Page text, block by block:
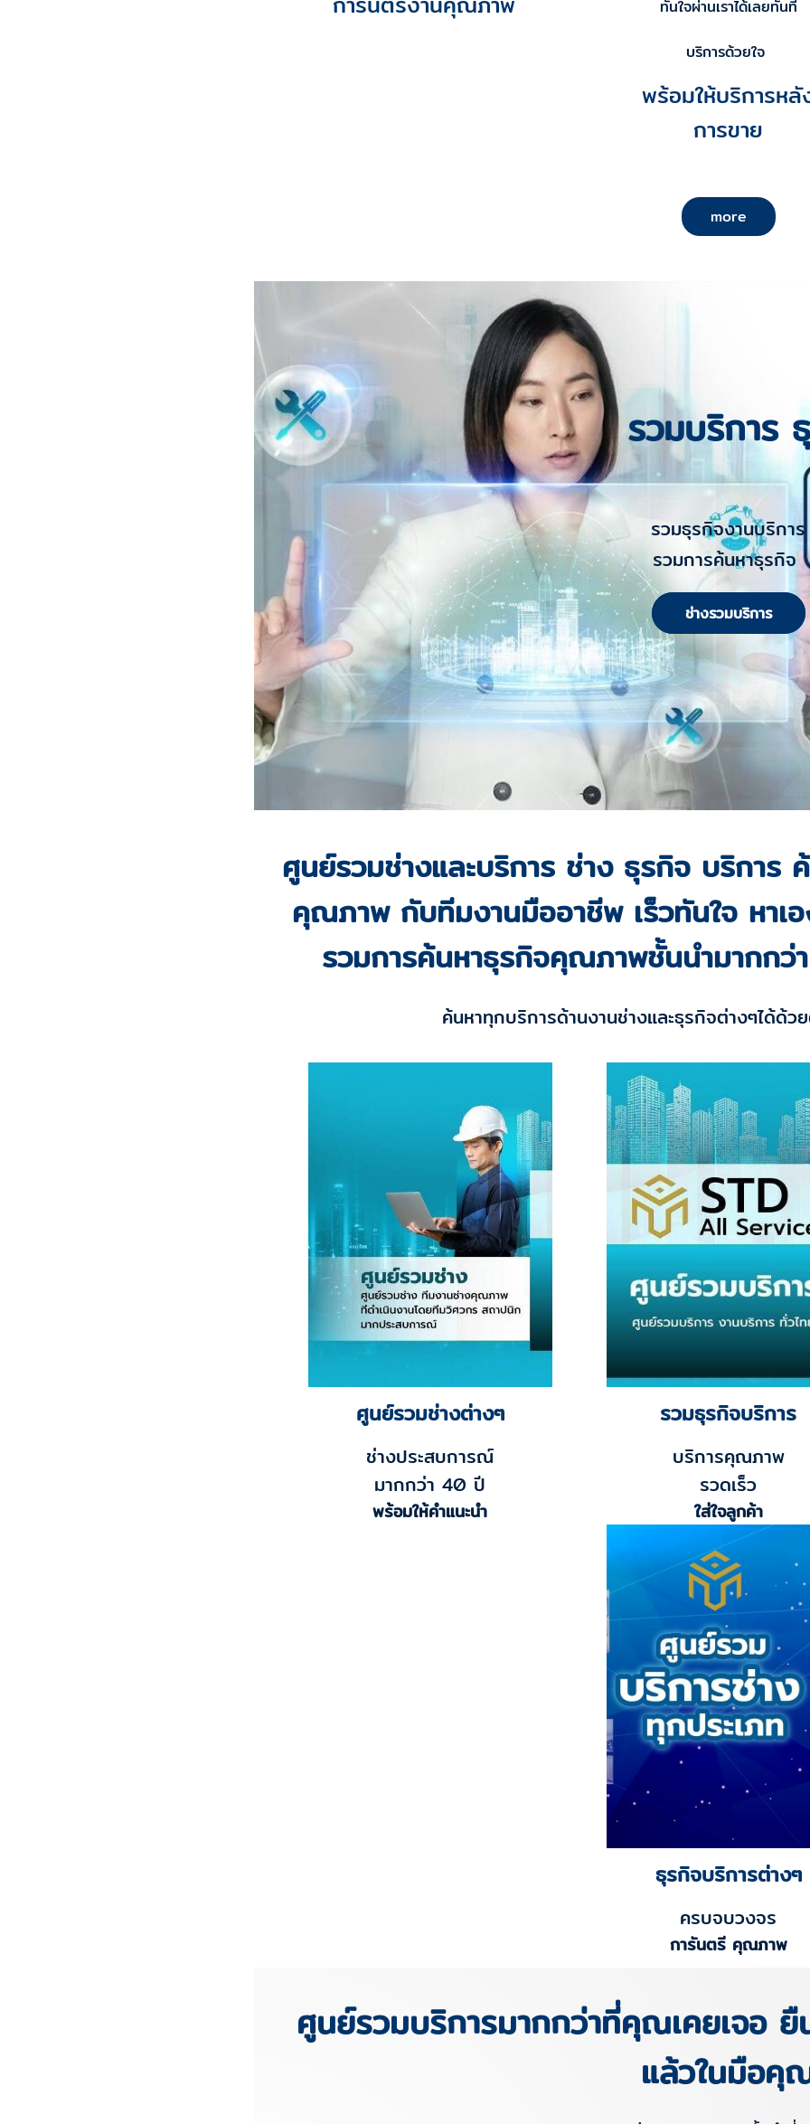
ทันใจผ่านเราได้เลยทันที
บริการด้วยใจ
พร้อมให้บริการหลั
การขาย
more
รวมบริการ
รวมธุรกิจงานบริการ
รวมการค้นหาธุรกิจ
ช่างรวมบริการ
ศูนย์รวมช่างและบริการ ช่าง ธุรกิจ บริการ
คุณภาพ กับทีมงานมืออาชีพ เร็วทันใจ หา
รวมการค้นหาธุรกิจคุณภาพชั้นนำมากก
ค้นหาทุกบริการด้านงานช่างและธุรกิจต่างๆได้ด้
ศูนย์รวมช่างต่างๆ
ช่างประสบการณ์
มากกว่า 40 ปี
พร้อมให้คำแนะนำ
รวมธุรกิจบริการ
บริการคุณภาพ
รวดเร็ว
ใส่ใจลูกค้า
ธุรกิจบริการต่างๆ
ครบจบวงจร
การันตรี คุณภาพ
ศูนย์รวมบริการมากกว่าที่คุณเคยเจอ ยื
แล้วในมือคุ